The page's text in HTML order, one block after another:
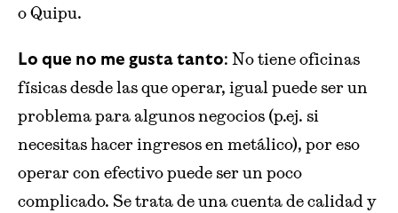
o Quipu.
Lo que no me gusta tanto: No tiene oficinas
físicas desde las que operar, igual puede ser un
problema para algunos negocios (p.ej. si
necesitas hacer ingresos en metálico), por eso
operar con efectivo puede ser un poco
complicado. Se trata de una cuenta de calidad y